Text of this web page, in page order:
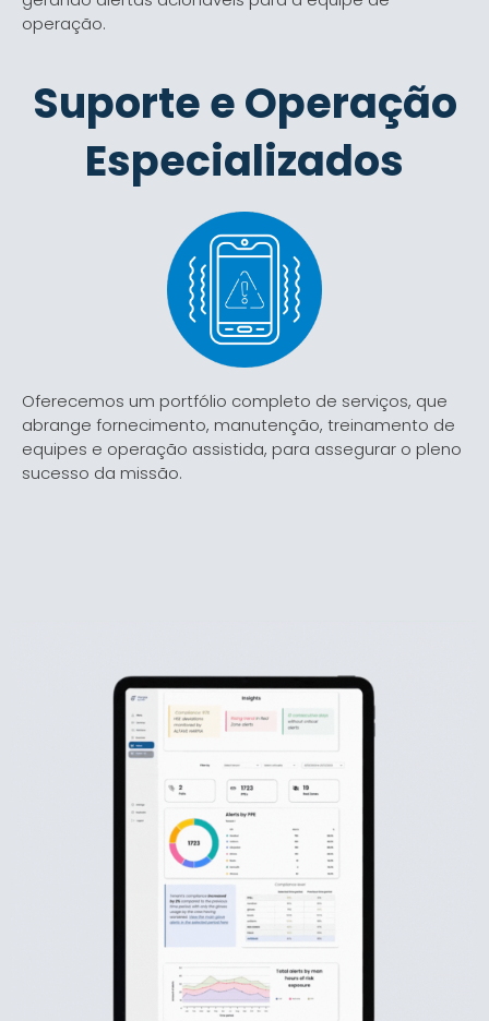
operação.
Suporte e Operação
Especializados
Oferecemos um portfólio completo de serviços, que
abrange fornecimento, manutenção, treinamento de
equipes e operação assistida, para assegurar o pleno
sucesso da missão.